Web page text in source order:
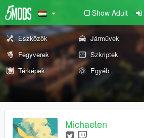
Show Adult
Eszközök Járművek
Fegyverek
Szkriptek
Térképek
Egyéb
Michaeten